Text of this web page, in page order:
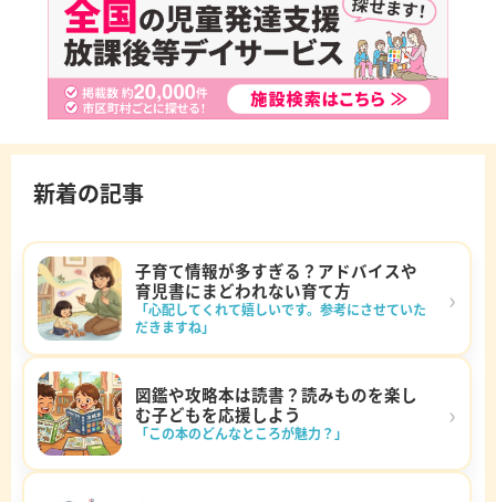
新着の記事
子育て情報が多すぎる？アドバイスや
育児書にまどわれない育て方
「心配してくれて嬉しいです。参考にさせていた
だきますね」
›
図鑑や攻略本は読書？読みものを楽し
む子どもを応援しよう
「この本のどんなところが魅力？」
›